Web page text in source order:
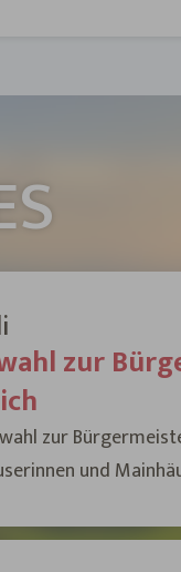
zur
zur
und
✅ Außerdem